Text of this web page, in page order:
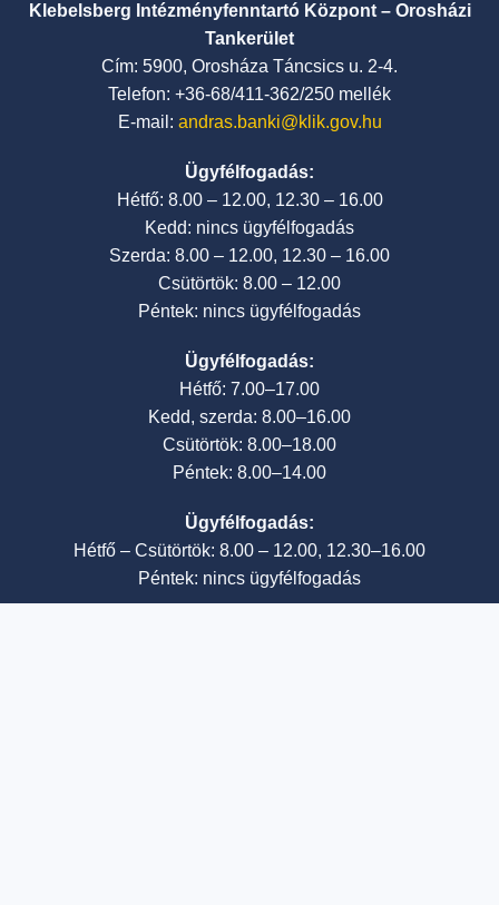
Klebelsberg Intézményfenntartó Központ – Orosházi
Tankerület
Cím: 5900, Orosháza Táncsics u. 2-4.
Telefon: +36-68/411-362/250 mellék
E-mail: andras.banki@klik.gov.hu
Ügyfélfogadás:
Hétfő: 8.00 – 12.00, 12.30 – 16.00
Kedd: nincs ügyfélfogadás
Szerda: 8.00 – 12.00, 12.30 – 16.00
Csütörtök: 8.00 – 12.00
Péntek: nincs ügyfélfogadás
Ügyfélfogadás:
Hétfő: 7.00–17.00
Kedd, szerda: 8.00–16.00
Csütörtök: 8.00–18.00
Péntek: 8.00–14.00
Ügyfélfogadás:
Hétfő – Csütörtök: 8.00 – 12.00, 12.30–16.00
Péntek: nincs ügyfélfogadás